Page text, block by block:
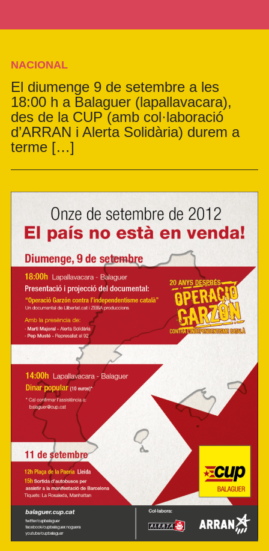
NACIONAL
El diumenge 9 de setembre a les
18:00 h a Balaguer (lapallavacara),
des de la CUP (amb col·laboració
d’ARRAN i Alerta Solidària) durem a
terme […]